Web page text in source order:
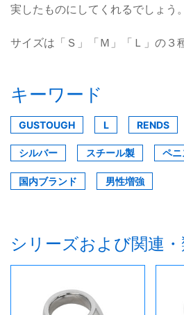
実したものにしてくれるでしょう。
サイズは「Ｓ」「Ｍ」「Ｌ」の３
キーワード
GUSTOUGH L RENDS
シルバー スチール製 ペニ
国内ブランド 男性増強
シリーズおよび関連